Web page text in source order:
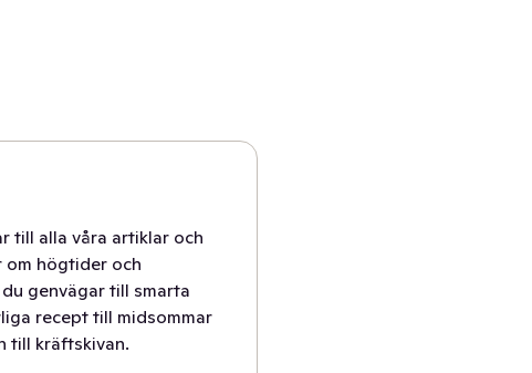
till alla våra artiklar och
om högtider och
genvägar till smarta
recept till midsommar
till kräftskivan.